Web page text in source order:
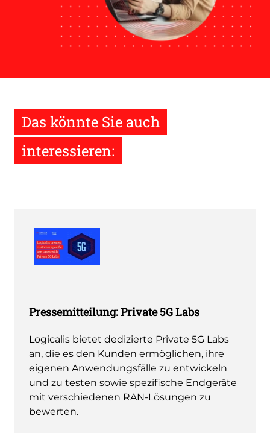
Das könnte Sie auch
interessieren:
Pressemitteilung: Private 5G Labs
Logicalis bietet dedizierte Private 5G Labs
an, die es den Kunden ermöglichen, ihre
eigenen Anwendungsfälle zu entwickeln
und zu testen sowie spezifische Endgeräte
mit verschiedenen RAN-Lösungen zu
bewerten.